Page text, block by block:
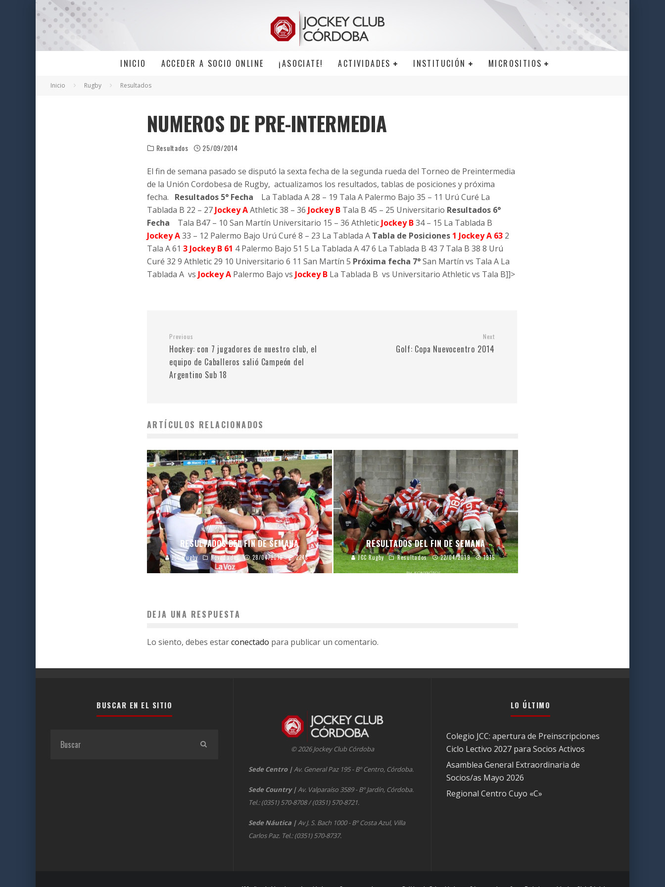
INICIO ACCEDER A SOCIO ONLINE ¡ASOCIATE! ACTIVIDADES INSTITUCIÓN MICROSITIOS
Inicio Rugby Resultados
NUMEROS DE PRE-INTERMEDIA
Resultados 25/09/2014
El fin de semana pasado se disputó la sexta fecha de la segunda rueda del Torneo de Preintermedia
de la Unión Cordobesa de Rugby, actualizamos los resultados, tablas de posiciones y próxima
fecha.
Resultados 5° Fecha
La Tablada A 28 – 19 Tala A Palermo Bajo 35 – 11 Urú Curé La
Tablada B 22 – 27 Jockey AAthletic 38 – 36 Jockey B Tala B 45 – 25 Universitario Resultados 6°
Fecha
Tala B47 – 10 San Martín Universitario 15 – 36 Athletic Jockey B34 – 15 La Tablada B
Jockey A33 – 12 Palermo Bajo Urú Curé 8 – 23 La Tablada A Tabla de Posiciones 1 Jockey A 63 2
Tala A 61 3 Jockey B 61 4 Palermo Bajo 51 5 La Tablada A 47 6 La Tablada B 43 7 Tala B 38 8 Urú
Curé 32 9 Athletic 29 10 Universitario 6 11 San Martín 5 Próxima fecha 7°San Martín vs Tala A La
Tablada A vs Jockey A Palermo Bajo vs Jockey B La Tablada B vs Universitario Athletic vs Tala B]]>
Previous
Hockey: con 7 jugadores de nuestro club, el
equipo de Caballeros salió Campeón del
Argentino Sub 18
Next
Golf: Copa Nuevocentro 2014
ARTÍCULOS RELACIONADOS
RESULTADOS DEL FIN DE SEMANA
JCC Rugby Novedades 28/04/2019 2248
RESULTADOS DEL FIN DE SEMANA
JCC Rugby Resultados 22/04/2019 1915
DEJA UNA RESPUESTA
Lo siento, debes estarconectado para publicar un comentario.
BUSCAR EN EL SITIO
© 2026 Jockey Club Córdoba
Sede Centro |Av. General Paz 195 - Bº Centro, Córdoba.
Sede Country |Av. Valparaíso 3589 - Bº Jardín, Córdoba.
Tel.: (0351) 570-8708 / (0351) 570-8721.
Sede Náutica |Av J. S. Bach 1000 - Bº Costa Azul, Villa
Carlos Paz. Tel.: (0351) 570-8737.
LO ÚLTIMO
Colegio JCC: apertura de Preinscripciones
Ciclo Lectivo 2027 para Socios Activos
Asamblea General Extraordinaria de
Socios/as Mayo 2026
Regional Centro Cuyo «C»